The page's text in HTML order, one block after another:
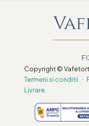
Copyright ©
Termeni si conditii ·
Livrare